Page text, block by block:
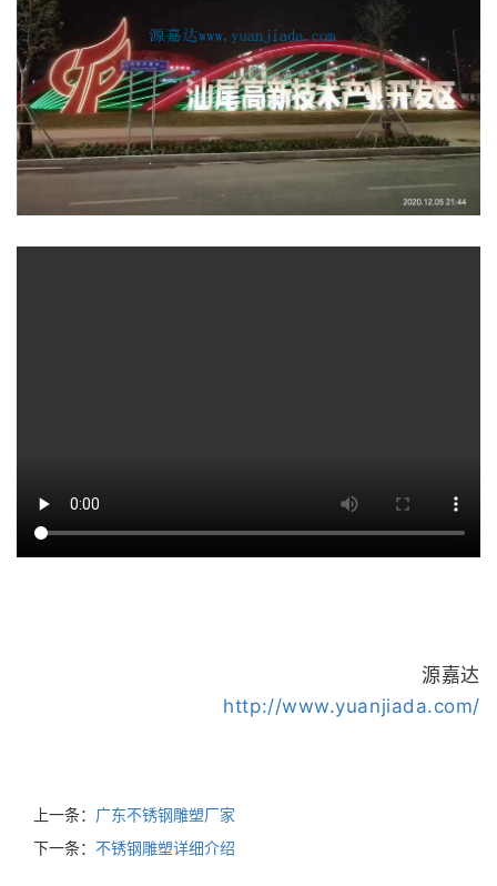
源嘉达
http://www.yuanjiada.com/
上一条： 广东不锈钢雕塑厂家
下一条： 不锈钢雕塑详细介绍